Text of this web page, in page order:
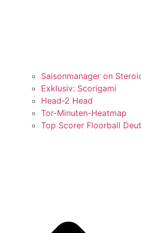
Saisonmanager on
Exklusiv: Scorigami
Head-2 Head
Tor-Minuten-Heatmap
Top Scorer Floorball